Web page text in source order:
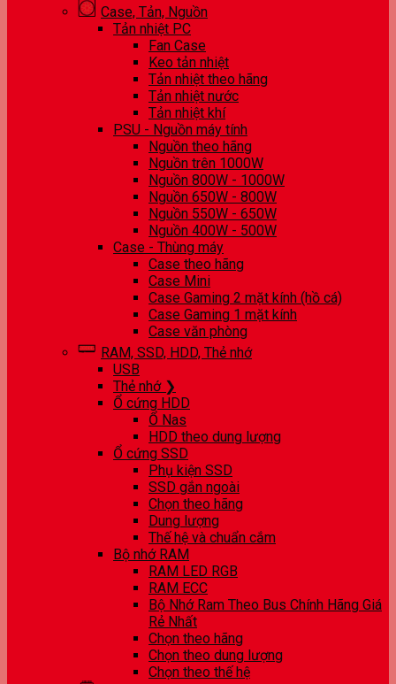
Case, Tản, Nguồn
Tản nhiệt PC
Fan Case
Keo tản nhiệt
Tản nhiệt theo hãng
Tản nhiệt nước
Tản nhiệt khí
PSU - Nguồn máy tính
Nguồn theo hãng
Nguồn trên 1000W
Nguồn 800W - 1000W
Nguồn 650W - 800W
Nguồn 550W - 650W
Nguồn 400W - 500W
Case - Thùng máy
Case theo hãng
Case Mini
Case Gaming 2 mặt kính (hồ cá)
Case Gaming 1 mặt kính
Case văn phòng
RAM, SSD, HDD, Thẻ nhớ
USB
Thẻ nhớ ❯
Ổ cứng HDD
Ổ Nas
HDD theo dung lượng
Ổ cứng SSD
Phụ kiện SSD
SSD gắn ngoài
Chọn theo hãng
Dung lượng
Thế hệ và chuẩn cắm
Bộ nhớ RAM
RAM LED RGB
RAM ECC
Bộ Nhớ Ram Theo Bus Chính Hãng Giá
Rẻ Nhất
Chọn theo hãng
Chọn theo dung lượng
Chọn theo thế hệ